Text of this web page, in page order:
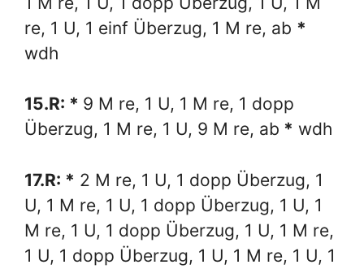
re, 1 U, 1 einf Überzug, 1 M re, ab *
wdh
15.R: * 9 M re, 1 U, 1 M re, 1 dopp
Überzug, 1 M re, 1 U, 9 M re, ab * wdh
17.R: * 2 M re, 1 U, 1 dopp Überzug, 1
U, 1 M re, 1 U, 1 dopp Überzug, 1 U, 1
M re, 1 U, 1 dopp Überzug, 1 U, 1 M re,
1 U, 1 dopp Überzug, 1 U, 1 M re, 1 U, 1